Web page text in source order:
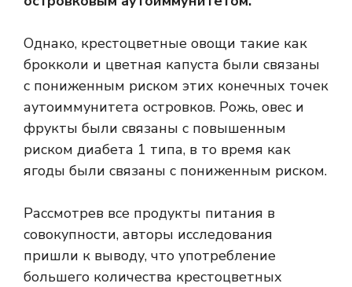
Однако, крестоцветные овощи такие как
брокколи и цветная капуста были связаны
с пониженным риском этих конечных точек
аутоиммунитета островков. Рожь, овес и
фрукты были связаны с повышенным
риском диабета 1 типа, в то время как
ягоды были связаны с пониженным риском.
Рассмотрев все продукты питания в
совокупности, авторы исследования
пришли к выводу, что употребление
большего количества крестоцветных